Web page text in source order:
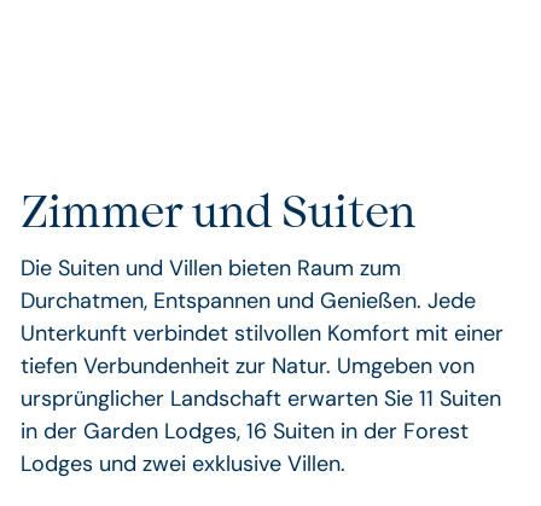
Zimmer und Suiten
Die Suiten und Villen bieten Raum zum
Durchatmen, Entspannen und Genießen. Jede
Unterkunft verbindet stilvollen Komfort mit einer
tiefen Verbundenheit zur Natur. Umgeben von
ursprünglicher Landschaft erwarten Sie 11 Suiten
in der Garden Lodges, 16 Suiten in der Forest
Lodges und zwei exklusive Villen.